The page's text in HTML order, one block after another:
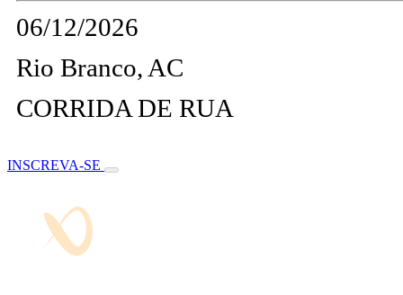
06/12/2026
Rio Branco, AC
CORRIDA DE RUA
INSCREVA-SE